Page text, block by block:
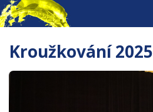
Kroužkování 2025